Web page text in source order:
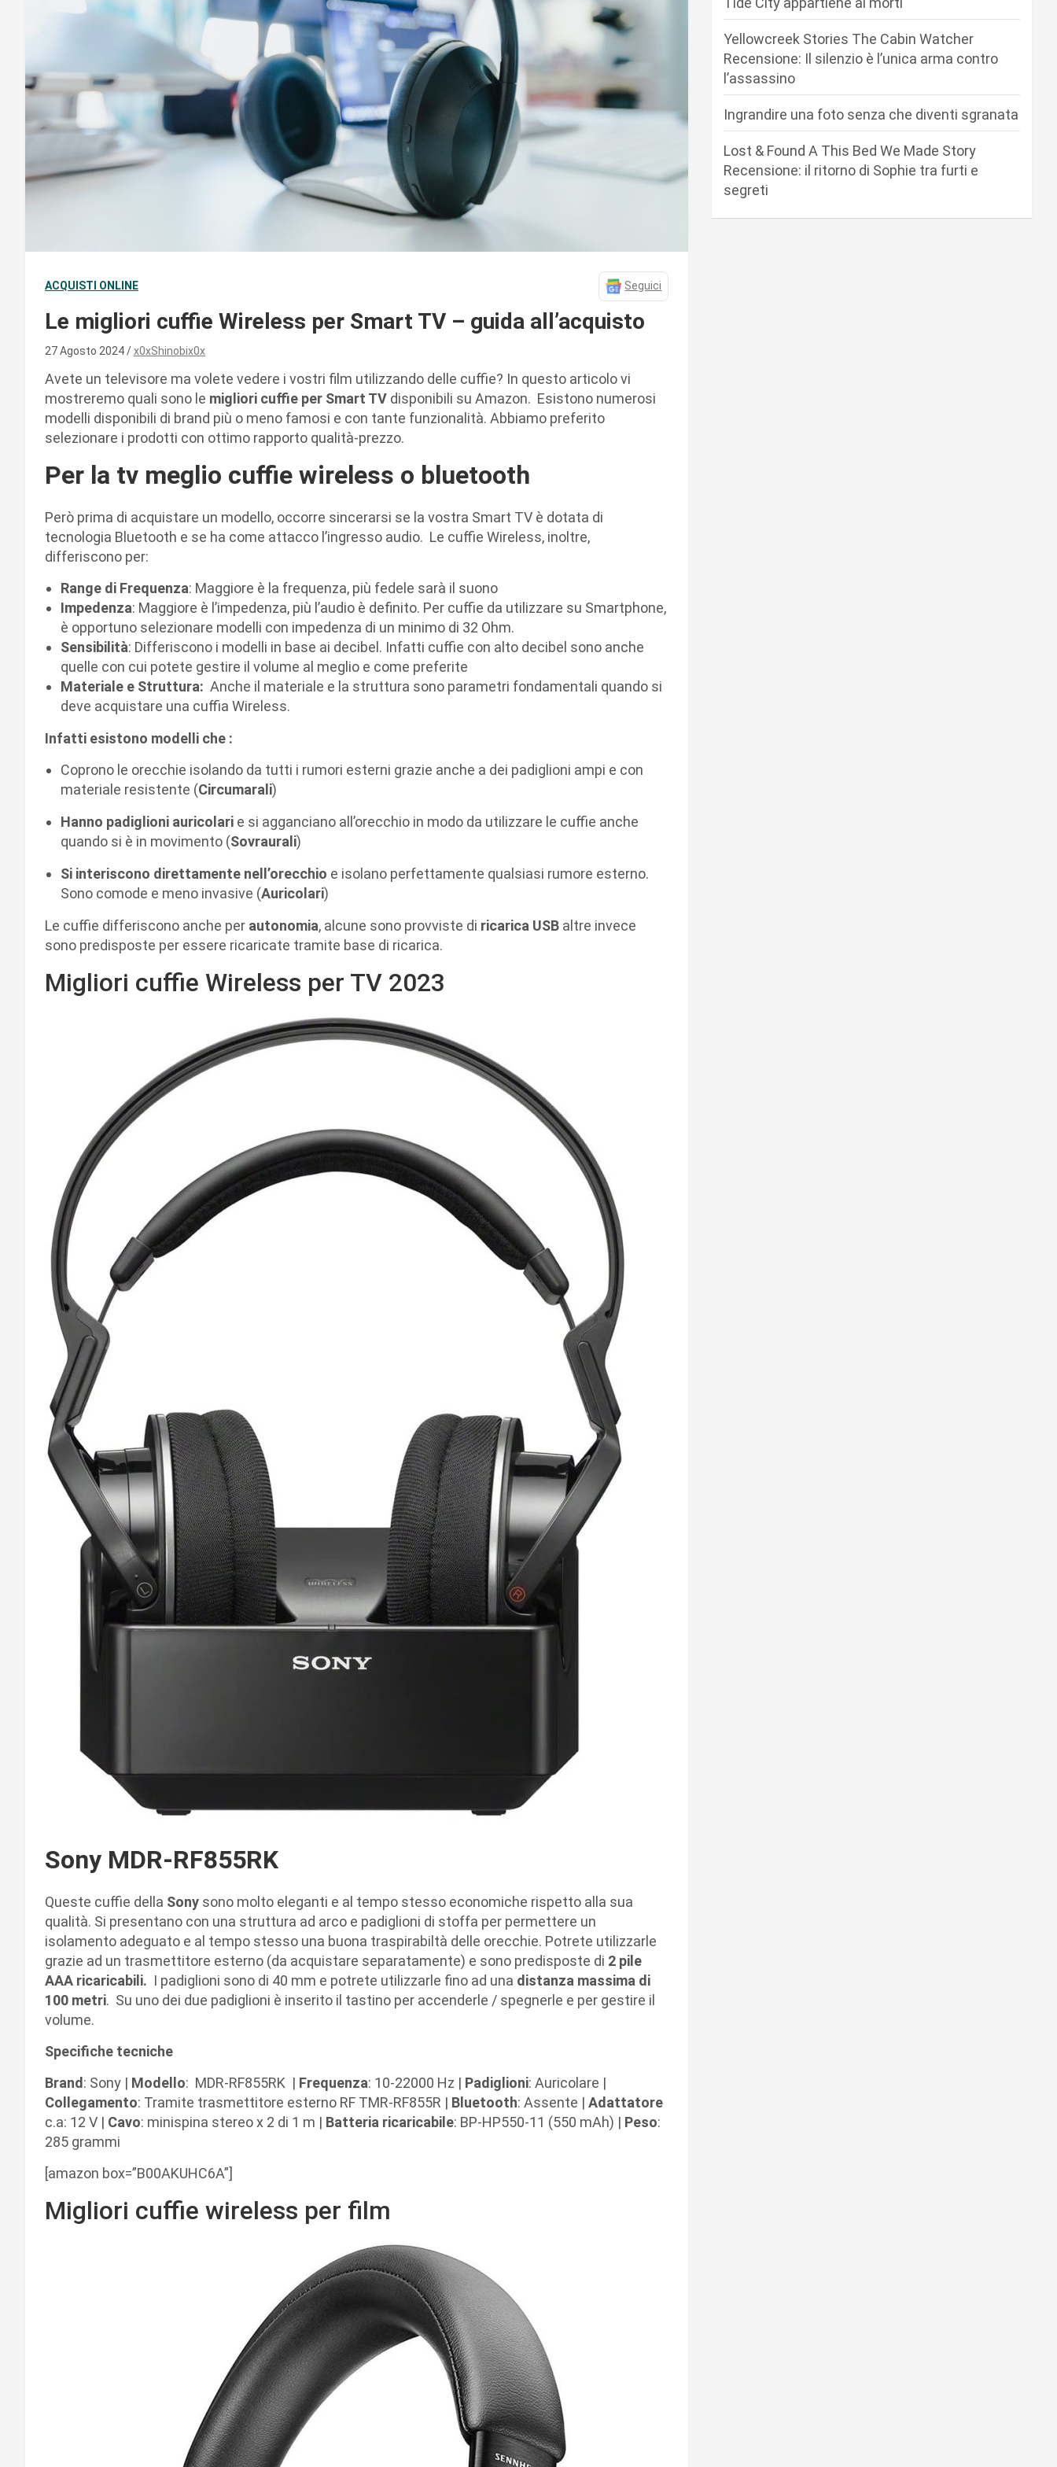
ACQUISTI ONLINE Seguici
Le migliori cuffie Wireless per Smart TV – guida all’acquisto
27 Agosto 2024 x0xShinobix0x
Avete un televisore ma volete vedere i vostri film utilizzando delle cuffie? In questo articolo vi
mostreremo quali sono le migliori cuffie per Smart TV disponibili su Amazon. Esistono numerosi
modelli disponibili di brand più o meno famosi e con tante funzionalità. Abbiamo preferito
selezionare i prodotti con ottimo rapporto qualità-prezzo.
Per la tv meglio cuffie wireless o bluetooth
Però prima di acquistare un modello, occorre sincerarsi se la vostra Smart TV è dotata di
tecnologia Bluetooth e se ha come attacco l’ingresso audio. Le cuffie Wireless, inoltre,
differiscono per:
Range di Frequenza: Maggiore è la frequenza, più fedele sarà il suono
Impedenza: Maggiore è l’impedenza, più l’audio è definito. Per cuffie da utilizzare su Smartphone,
è opportuno selezionare modelli con impedenza di un minimo di 32 Ohm.
Sensibilità: Differiscono i modelli in base ai decibel. Infatti cuffie con alto decibel sono anche
quelle con cui potete gestire il volume al meglio e come preferite
Materiale e Struttura: Anche il materiale e la struttura sono parametri fondamentali quando si
deve acquistare una cuffia Wireless.
Infatti esistono modelli che :
Coprono le orecchie isolando da tutti i rumori esterni grazie anche a dei padiglioni ampi e con
materiale resistente (Circumarali)
Hanno padiglioni auricolari e si agganciano all’orecchio in modo da utilizzare le cuffie anche
quando si è in movimento (Sovraurali)
Si interiscono direttamente nell’orecchio e isolano perfettamente qualsiasi rumore esterno.
Sono comode e meno invasive (Auricolari)
Le cuffie differiscono anche per autonomia, alcune sono provviste di ricarica USB altre invece
sono predisposte per essere ricaricate tramite base di ricarica.
Migliori cuffie Wireless per TV 2023
Sony MDR-RF855RK
Queste cuffie della Sony sono molto eleganti e al tempo stesso economiche rispetto alla sua
qualità. Si presentano con una struttura ad arco e padiglioni di stoffa per permettere un
isolamento adeguato e al tempo stesso una buona traspirabiltà delle orecchie. Potrete utilizzarle
grazie ad un trasmettitore esterno (da acquistare separatamente) e sono predisposte di 2 pile
AAA ricaricabili. I padiglioni sono di 40 mm e potrete utilizzarle fino ad una distanza massima di
100 metri. Su uno dei due padiglioni è inserito il tastino per accenderle / spegnerle e per gestire il
volume.
Specifiche tecniche
Brand : Sony | Modello: MDR-RF855RK | Frequenza: 10-22000 Hz | Padiglioni: Auricolare |
Collegamento: Tramite trasmettitore esterno RF TMR-RF855R | Bluetooth: Assente | Adattatore
c.a: 12 V | Cavo: minispina stereo x 2 di 1 m | Batteria ricaricabile: BP-HP550-11 (550 mAh) | Peso:
285 grammi
[amazon box=”B00AKUHC6A”]
Migliori cuffie wireless per film
Yellowcreek Stories The Cabin Watcher
Recensione: Il silenzio è l’unica arma contro
l’assassino
Ingrandire una foto senza che diventi sgranata
Lost & Found A This Bed We Made Story
Recensione: il ritorno di Sophie tra furti e
segreti